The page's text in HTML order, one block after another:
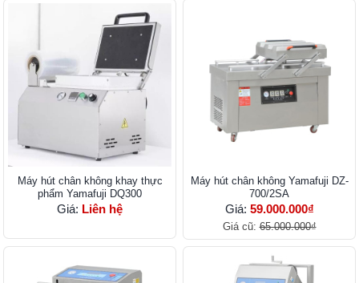
Máy hút chân không khay thực
phẩm Yamafuji DQ300
Giá: Liên hệ
Máy hút chân không Yamafuji DZ-
700/2SA
Giá: 59.000.000₫
Giá cũ:65.000.000₫